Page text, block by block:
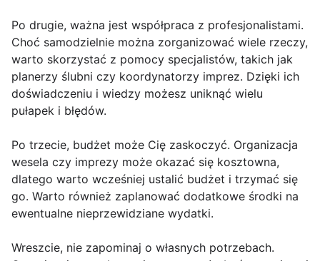
Po drugie, ważna jest współpraca z profesjonalistami.
Choć samodzielnie można zorganizować wiele rzeczy,
warto skorzystać z pomocy specjalistów, takich jak
planerzy ślubni czy koordynatorzy imprez. Dzięki ich
doświadczeniu i wiedzy możesz uniknąć wielu
pułapek i błędów.
Po trzecie, budżet może Cię zaskoczyć. Organizacja
wesela czy imprezy może okazać się kosztowna,
dlatego warto wcześniej ustalić budżet i trzymać się
go. Warto również zaplanować dodatkowe środki na
ewentualne nieprzewidziane wydatki.
Wreszcie, nie zapominaj o własnych potrzebach.